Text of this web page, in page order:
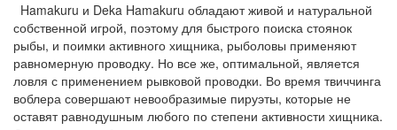
Hamakuru и Deka Hamakuru обладают живой и натуральной
собственной игрой, поэтому для быстрого поиска стоянок
рыбы, и поимки активного хищника, рыболовы применяют
равномерную проводку. Но все же, оптимальной, является
ловля с применением рывковой проводки. Во время твиччинга
воблера совершают невообразимые пируэты, которые не
оставят равнодушным любого по степени активности хищника.